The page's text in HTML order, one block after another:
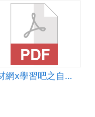
因材網x學習吧之自主學習課堂，以摘錄段落大意為例